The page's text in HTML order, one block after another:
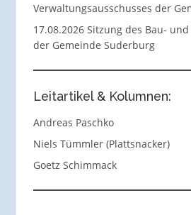
Verwaltungsausschusses der
17.08.2026 Sitzung des Bau-
der Gemeinde Suderburg
Leitartikel & Kolumnen:
Andreas Paschko
Niels Tümmler (Plattsnacker)
Goetz Schimmack